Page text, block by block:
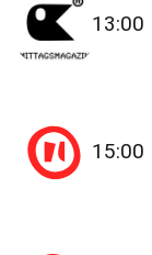
13:00
15:00